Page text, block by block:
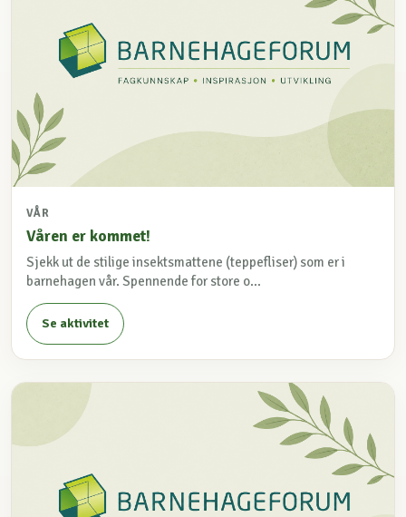
VÅR
Våren er kommet!
Sjekk ut de stilige insektsmattene (teppefliser) som er i
barnehagen vår. Spennende for store o...
Se aktivitet